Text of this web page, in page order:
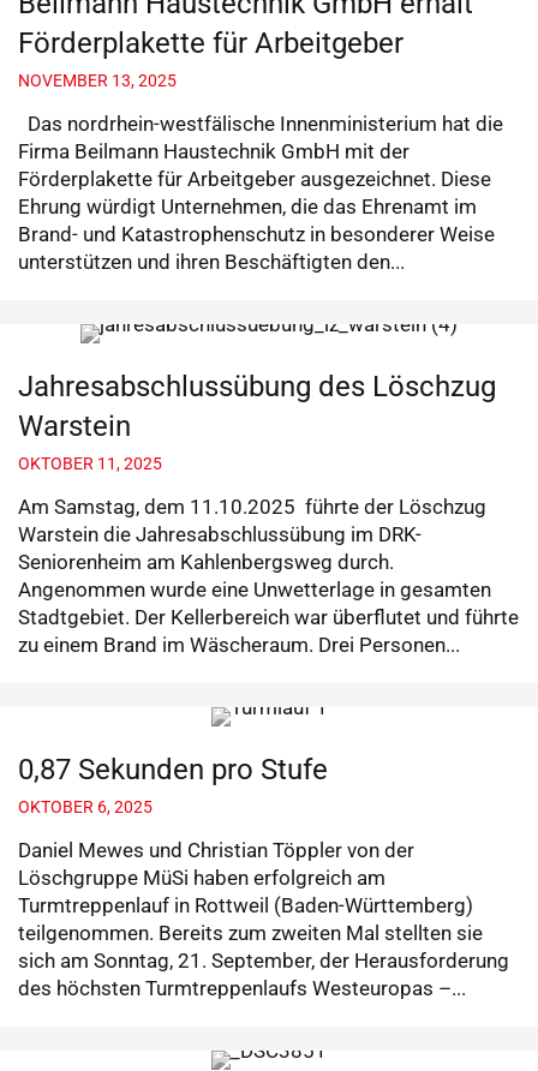
Förderplakette für Arbeitgeber
NOVEMBER 13, 2025
Das nordrhein-westfälische Innenministerium hat die
Firma Beilmann Haustechnik GmbH mit der
Förderplakette für Arbeitgeber ausgezeichnet. Diese
Ehrung würdigt Unternehmen, die das Ehrenamt im
Brand- und Katastrophenschutz in besonderer Weise
unterstützen und ihren Beschäftigten den...
Jahresabschlussübung des Löschzug
Warstein
OKTOBER 11, 2025
Am Samstag, dem 11.10.2025 führte der Löschzug
Warstein die Jahresabschlussübung im DRK-
Seniorenheim am Kahlenbergsweg durch.
Angenommen wurde eine Unwetterlage in gesamten
Stadtgebiet. Der Kellerbereich war überflutet und führte
zu einem Brand im Wäscheraum. Drei Personen...
0,87 Sekunden pro Stufe
OKTOBER 6, 2025
Daniel Mewes und Christian Töppler von der
Löschgruppe MüSi haben erfolgreich am
Turmtreppenlauf in Rottweil (Baden-Württemberg)
teilgenommen. Bereits zum zweiten Mal stellten sie
sich am Sonntag, 21. September, der Herausforderung
des höchsten Turmtreppenlaufs Westeuropas –...